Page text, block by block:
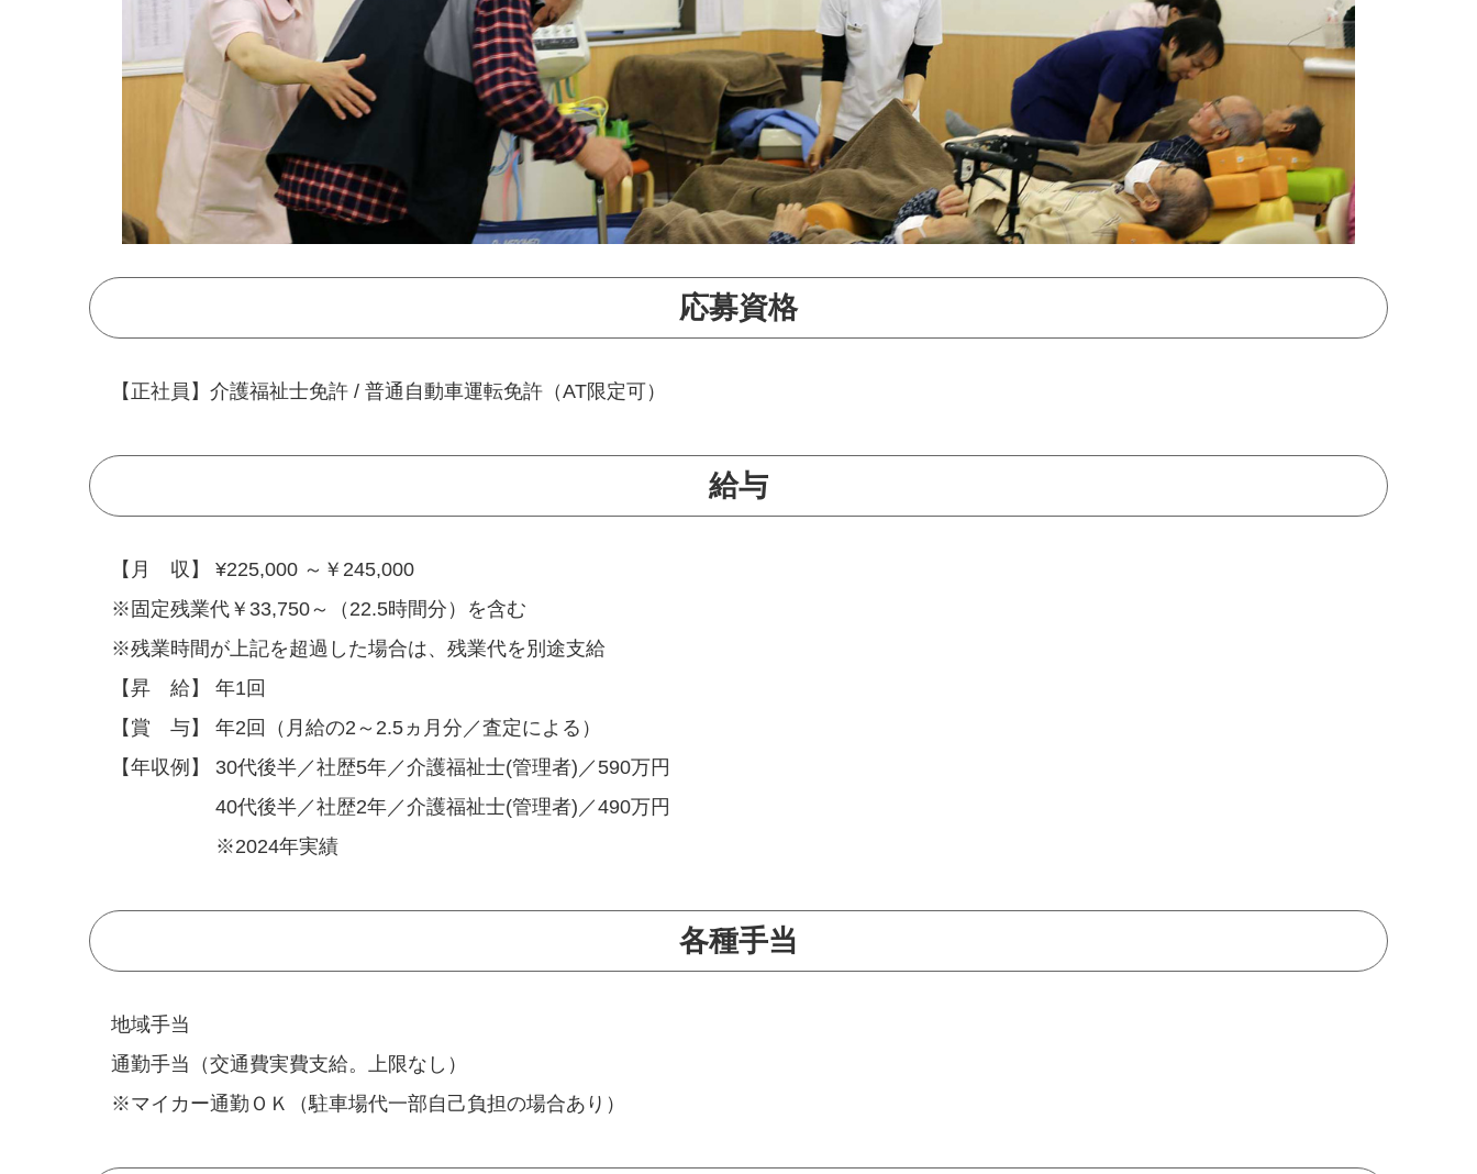
応募資格
【正社員】介護福祉士免許 / 普通自動車運転免許（AT限定可）
給与
【月 収】 ¥225,000 ～￥245,000
※固定残業代￥33,750～（22.5時間分）を含む
※残業時間が上記を超過した場合は、残業代を別途支給
【昇 給】 年1回
【賞 与】 年2回（月給の2～2.5ヵ月分／査定による）
【年収例】 30代後半／社歴5年／介護福祉士(管理者)／590万円
40代後半／社歴2年／介護福祉士(管理者)／490万円
※2024年実績
各種手当
地域手当
通勤手当（交通費実費支給。上限なし）
※マイカー通勤ＯＫ（駐車場代一部自己負担の場合あり）